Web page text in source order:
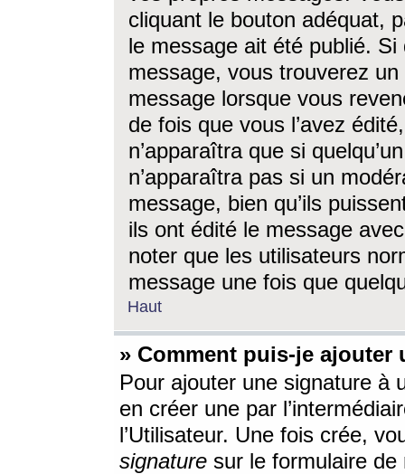
cliquant le bouton adéquat,
le message ait été publié. Si
message, vous trouverez
message lorsque vous
de fois que vous l’avez
n’apparaîtra que si
n’apparaîtra pas si un
message, bien qu’ils
ils ont édité le message
noter que les utilisateurs
message une fois que
Haut
» Comment puis-je ajouter
Pour ajouter une signature à
en créer une par
l’Utilisateur. Une fois crée,
signature sur le formulaire de